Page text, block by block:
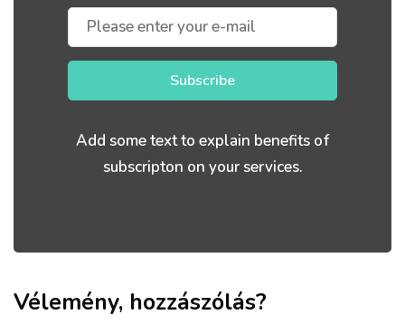
Subscribe
Add some text to explain benefits of
subscripton on your services.
Vélemény, hozzászólás?